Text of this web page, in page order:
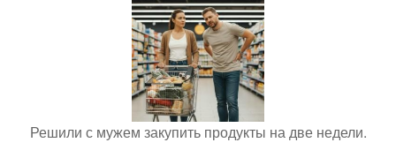
Решили с мужем закупить продукты на две недели.